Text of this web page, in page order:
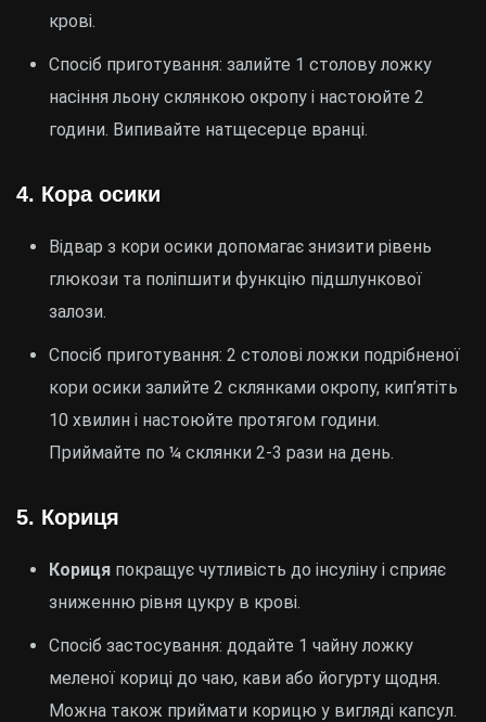
крові.
Спосіб приготування: залийте 1 столову ложку
насіння льону склянкою окропу і настоюйте 2
години. Випивайте натщесерце вранці.
4. Кора осики
Відвар з кори осики допомагає знизити рівень
глюкози та поліпшити функцію підшлункової
залози.
Спосіб приготування: 2 столові ложки подрібненої
кори осики залийте 2 склянками окропу, кип’ятіть
10 хвилин і настоюйте протягом години.
Приймайте по ¼ склянки 2-3 рази на день.
5. Кориця
Кориця покращує чутливість до інсуліну і сприяє
зниженню рівня цукру в крові.
Спосіб застосування: додайте 1 чайну ложку
меленої кориці до чаю, кави або йогурту щодня.
Можна також приймати корицю у вигляді капсул.